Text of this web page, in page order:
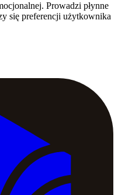
Prowadzi płynne
się preferencji użytkownika